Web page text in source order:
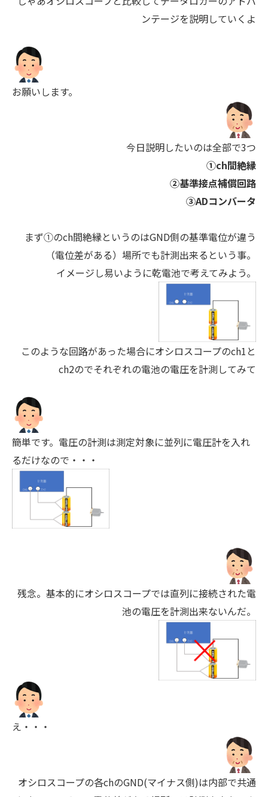
ンテージを説明していくよ
お願いします。
今日説明したいのは全部で3つ
①ch間絶縁
②基準接点補償回路
③ADコンバータ
まず①のch間絶縁というのはGND側の基準電位が違う
（電位差がある）場所でも計測出来るという事。
イメージし易いように乾電池で考えてみよう。
このような回路があった場合にオシロスコープのch1と
ch2のでそれぞれの電池の電圧を計測してみて
簡単です。電圧の計測は測定対象に並列に電圧計を入れ
るだけなので・・・
残念。基本的にオシロスコープでは直列に接続された電
池の電圧を計測出来ないんだ。
え・・・
オシロスコープの各chのGND(マイナス側)は内部で共通